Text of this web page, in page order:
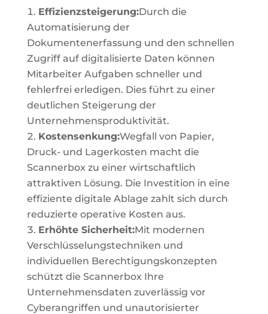
Effizienzsteigerung:Durch die
Automatisierung der
Dokumentenerfassung und den schnellen
Zugriff auf digitalisierte Daten können
Mitarbeiter Aufgaben schneller und
fehlerfrei erledigen. Dies führt zu einer
deutlichen Steigerung der
Unternehmensproduktivität.
Kostensenkung:Wegfall von Papier,
Druck- und Lagerkosten macht die
Scannerbox zu einer wirtschaftlich
attraktiven Lösung. Die Investition in eine
effiziente digitale Ablage zahlt sich durch
reduzierte operative Kosten aus.
Erhöhte Sicherheit:Mit modernen
Verschlüsselungstechniken und
individuellen Berechtigungskonzepten
schützt die Scannerbox Ihre
Unternehmensdaten zuverlässig vor
Cyberangriffen und unautorisierter